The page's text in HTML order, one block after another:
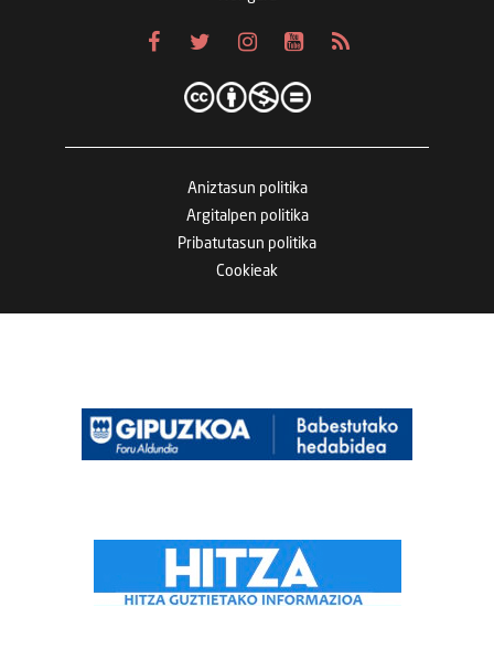
Aniztasun politika
Argitalpen politika
Pribatutasun politika
Cookieak